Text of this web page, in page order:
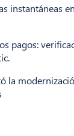
instantáneas
pagos:
la